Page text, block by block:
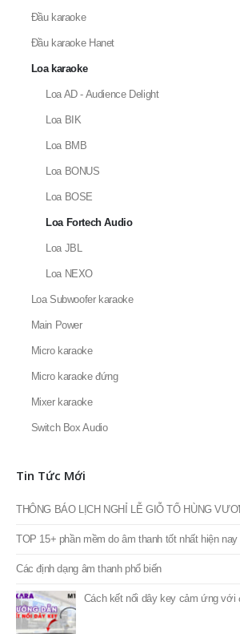
Đầu karaoke
Đầu karaoke Hanet
Loa karaoke
Loa AD - Audience Delight
Loa BIK
Loa BMB
Loa BONUS
Loa BOSE
Loa Fortech Audio
Loa JBL
Loa NEXO
Loa Subwoofer karaoke
Main Power
Micro karaoke
Micro karaoke đứng
Mixer karaoke
Switch Box Audio
Tin Tức Mới
THÔNG BÁO LỊCH NGHỈ LỄ GIỖ TỔ HÙNG
TOP 15+ phần mềm do âm thanh tốt nhất hiện nay
Các định dạng âm thanh phổ biến
Cách kết nối dây key cảm ứng với